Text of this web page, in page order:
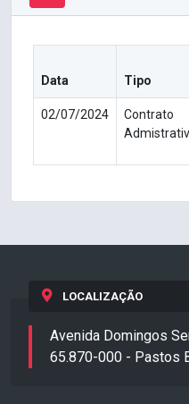
Data Tipo
02/07/2024
Contrato
LOCALIZAÇÃO
Avenida Domingos
65.870-000 - Pastos